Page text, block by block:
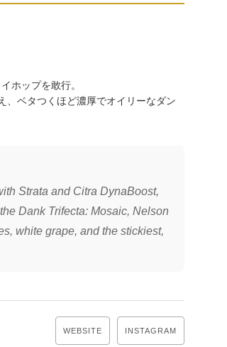
ホップを敢行。
、ベタつくほど濃厚でオイリーなダン
Strata and Citra DynaBoost,
Dank Trifecta: Mosaic, Nelson
white grape, and the stickiest,
WEBSITE INSTAGRAM